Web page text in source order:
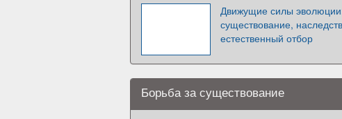
Движущие силы
существование,
естественный отбор
Борьба за существование